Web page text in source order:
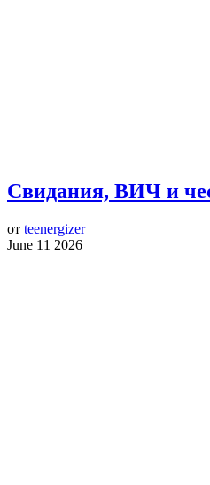
Свидания, ВИЧ и
от teenergizer
June 11 2026